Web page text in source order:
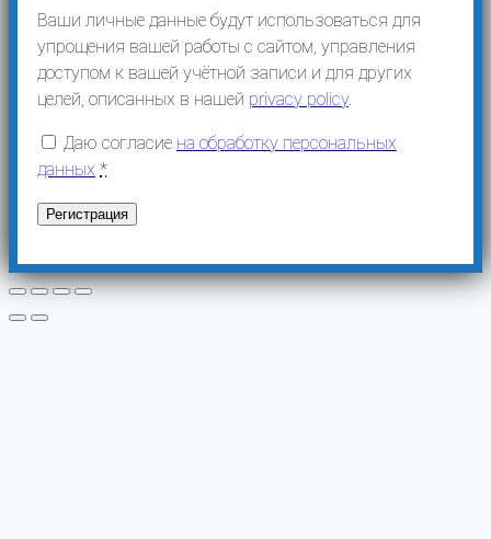
Ваши личные данные будут использоваться для
упрощения вашей работы с сайтом, управления
доступом к вашей учётной записи и для других
целей, описанных в нашей privacy policy.
Даю согласие на обработку персональных
данных *
Регистрация